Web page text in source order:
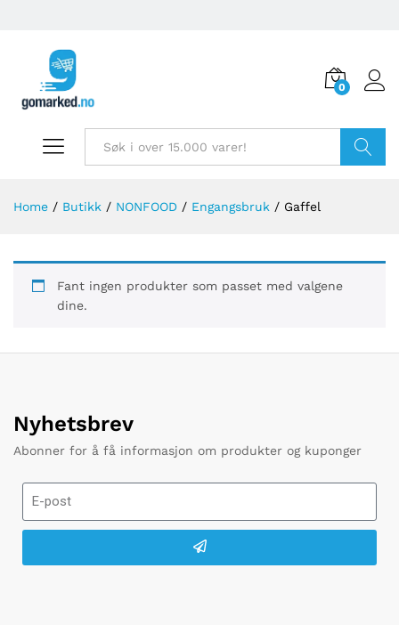
0
Home / Butikk / NONFOOD / Engangsbruk / Gaffel
Fant ingen produkter som passet med valgene
dine.
Nyhetsbrev
Abonner for å få informasjon om produkter og kuponger